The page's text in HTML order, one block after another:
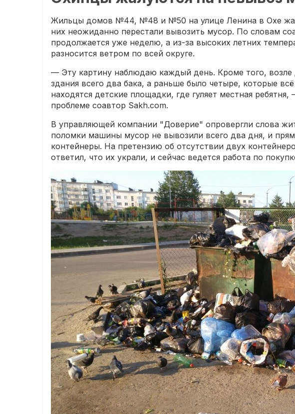
Жильцы домов №44, №48 и №50 на улице Ленина в Охе
них неожиданно перестали вывозить мусор. По словам
продолжается уже неделю, а из-за высоких летних
разносится ветром по всей округе.
— Эту картину наблюдаю каждый день. Кроме того,
здания всего два бака, а раньше было четыре, которые
находятся детские площадки, где гуляет местная
проблеме соавтор Sakh.com.
В управляющей компании "Доверие" опровергли слова
поломки машины мусор не вывозили всего два дня, и
контейнеры. На претензию об отсутствии двух
ответил, что их украли, и сейчас ведется работа по